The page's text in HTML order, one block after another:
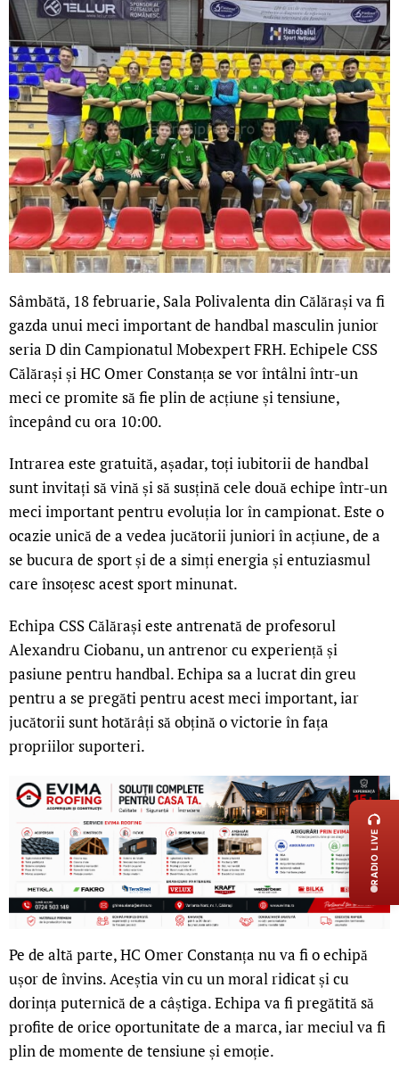
Sâmbătă, 18 februarie, Sala Polivalenta din Călărași va fi
gazda unui meci important de handbal masculin junior
seria D din Campionatul Mobexpert FRH. Echipele CSS
Călărași și HC Omer Constanța se vor întâlni într-un
meci ce promite să fie plin de acțiune și tensiune,
începând cu ora 10:00.
Intrarea este gratuită, așadar, toți iubitorii de handbal
sunt invitați să vină și să susțină cele două echipe într-un
meci important pentru evoluția lor în campionat. Este o
ocazie unică de a vedea jucătorii juniori în acțiune, de a
se bucura de sport și de a simți energia și entuziasmul
care însoțesc acest sport minunat.
Echipa CSS Călărași este antrenată de profesorul
Alexandru Ciobanu, un antrenor cu experiență și
pasiune pentru handbal. Echipa sa a lucrat din greu
pentru a se pregăti pentru acest meci important, iar
jucătorii sunt hotărâți să obțină o victorie în fața
propriilor suporteri.
Pe de altă parte, HC Omer Constanța nu va fi o echipă
ușor de învins. Aceștia vin cu un moral ridicat și cu
dorința puternică de a câștiga. Echipa va fi pregătită să
profite de orice oportunitate de a marca, iar meciul va fi
plin de momente de tensiune și emoție.
RADIO LIVE